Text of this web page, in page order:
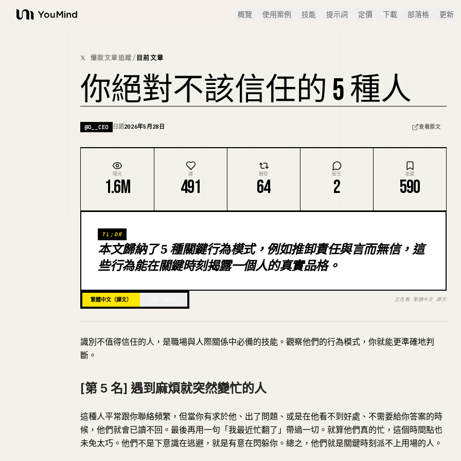
YouMind
概覽 使用案例 技能 提示詞 定價 下載 部落格 更新
𝕏 爆款文章追蹤/ 目前文章
你絕對不該信任的 5 種人
@O__CEO 日語2026年5月28日 查看原文
曝光
1.6M
讚
491
轉發
64
留言
2
收藏
590
TL;DR
本文歸納了 5 種關鍵行為模式，例如推卸責任與言而無信，這
些行為能在關鍵時刻揭露一個人的真實品格。
繁體中文（譯文） 正在看 繁體中文 譯文
識別不值得信任的人，是職場與人際關係中必備的技能。觀察他們的行為模式，你就能更準確地判
斷。
[第 5 名] 遇到麻煩就突然變忙的人
這種人平常跟你聯絡頻繁，但當你有求於他、出了問題、或是在他看不到好處、不需要給你答案的時
候，他們就會已讀不回。最後再用一句「我最近忙翻了」帶過一切。就算他們真的忙，這個時間點也
未免太巧。他們不是下意識在逃避，就是有意在閃躲你。總之，他們就是關鍵時刻派不上用場的人。